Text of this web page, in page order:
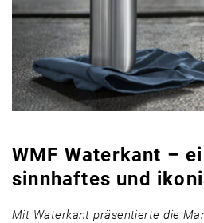
WMF Waterkant –
sinnhaftes und
Mit Waterkant präsentierte die